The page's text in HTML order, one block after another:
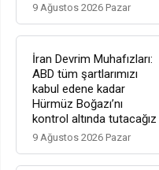
9 Ağustos 2026 Pazar
İran Devrim Muhafızları:
ABD tüm şartlarımızı
kabul edene kadar
Hürmüz Boğazı’nı
kontrol altında tutacağız
9 Ağustos 2026 Pazar